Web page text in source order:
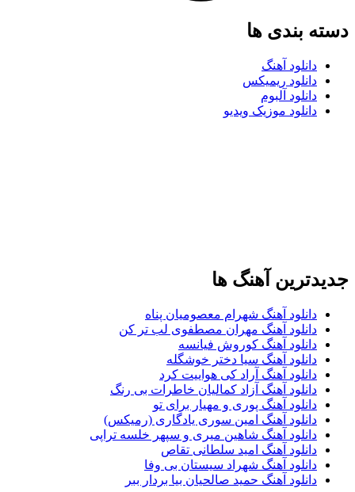
بندی ها
دانلود آهنگ
دانلود ریمیکس
دانلود آلبوم
دانلود موزیک ویدیو
آهنگ ها
دانلود آهنگ شهرام معصومیان پناه
دانلود آهنگ مهران مصطفوی لب تر کن
دانلود آهنگ کوروش فیانسه
دانلود آهنگ سیا دختر خوشگله
دانلود آهنگ آراد کی هواییت کرد
دانلود آهنگ آزاد کمالیان خاطرات بی رنگ
دانلود آهنگ پوری و مهیار برای تو
دانلود آهنگ امین سوری یادگاری (رمیکس)
دانلود آهنگ شاهین میری و سپهر خلسه تراپی
دانلود آهنگ امید سلطانی تقاص
دانلود آهنگ شهراد سیستان بی وفا
دانلود آهنگ حمید صالحیان بیا بردار ببر